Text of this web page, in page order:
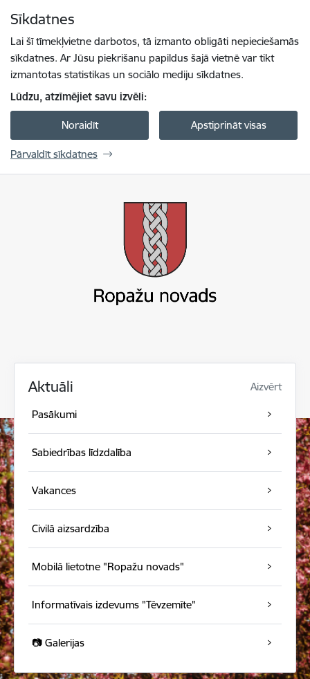
Sīkdatnes
Lai šī tīmekļvietne darbotos, tā izmanto obligāti nepieciešamās
sīkdatnes. Ar Jūsu piekrišanu papildus šajā vietnē var tikt
izmantotas statistikas un sociālo mediju sīkdatnes.
Lūdzu, atzīmējiet savu izvēli:
Noraidīt Apstiprināt visas
Pārvaldīt sīkdatnes
Aktuāli Aizvērt
Pasākumi
Sabiedrības līdzdalība
Vakances
Civilā aizsardzība
Mobilā lietotne "Ropažu novads"
Informatīvais izdevums "Tēvzemīte"
📷 Galerijas